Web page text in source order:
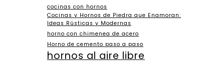
cocinas con hornos
Cocinas y Hornos de Piedra que Enamoran:
Ideas Rústicas y Modernas
horno con chimenea de acero
Horno de cemento paso a paso
hornos al aire libre